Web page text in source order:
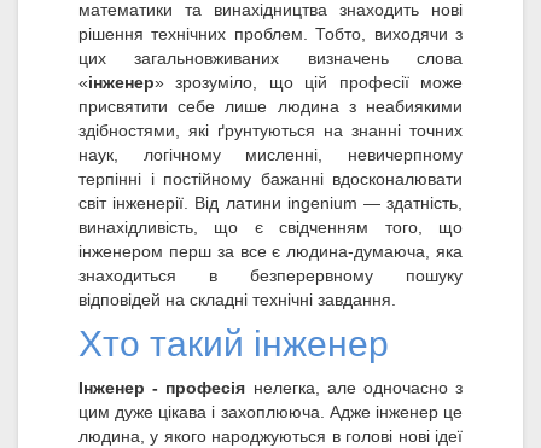
математики та винахідництва знаходить нові
рішення технічних проблем. Тобто, виходячи з
цих загальновживаних визначень слова
«інженер» зрозуміло, що цій професії може
присвятити себе лише людина з неабиякими
здібностями, які ґрунтуються на знанні точних
наук, логічному мисленні, невичерпному
терпінні і постійному бажанні вдосконалювати
світ інженерії. Від латини ingenium — здатність,
винахідливість, що є свідченням того, що
інженером перш за все є людина-думаюча, яка
знаходиться в безперервному пошуку
відповідей на складні технічні завдання.
Хто такий інженер
Інженер - професія нелегка, але одночасно з
цим дуже цікава і захоплююча. Адже інженер це
людина, у якого народжуються в голові нові ідеї